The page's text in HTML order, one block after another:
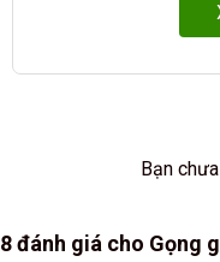
Bạn
8 đánh giá cho Gọng